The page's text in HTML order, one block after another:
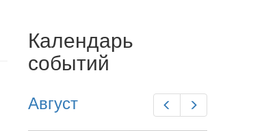
Календарь
событий
Предыдущий
Август